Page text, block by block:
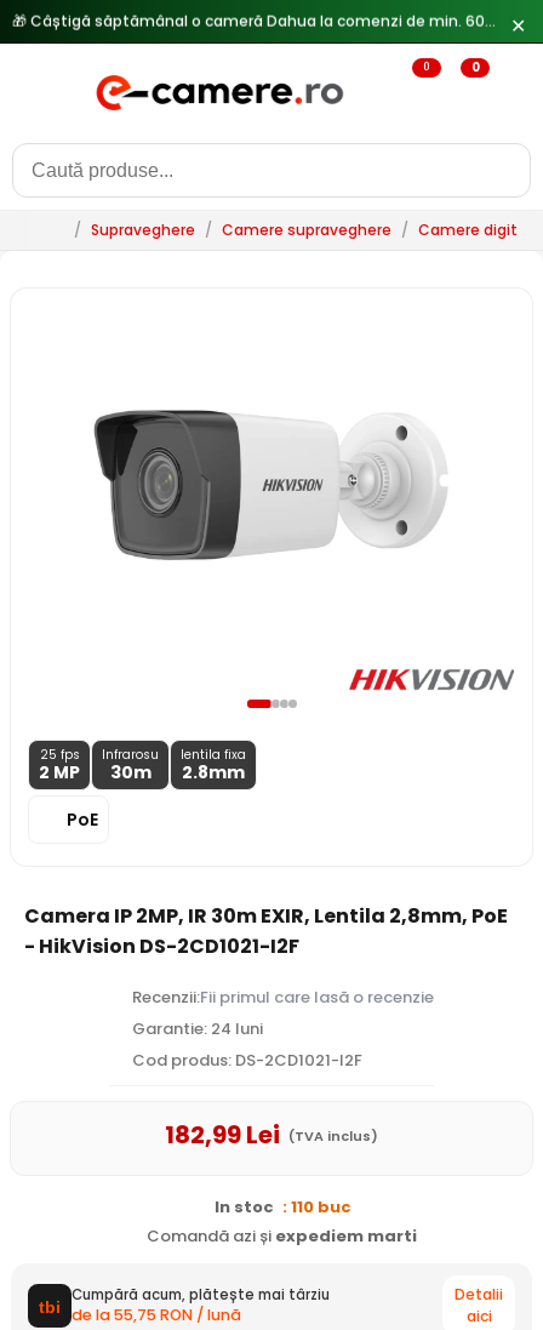
🔥 Reduceri de pana la 25% doar in luna iulie → Vezi ofertele ✕
0 0
/ Supraveghere / Camere supraveghere / Camere digitale
25 fps
2 MP
Infrarosu
30m
lentila fixa
2.8mm
PoE
Camera IP 2MP, IR 30m EXIR, Lentila 2,8mm, PoE
- HikVision DS-2CD1021-I2F
Recenzii:Fii primul care lasă o recenzie
Garantie: 24 luni
Cod produs: DS-2CD1021-I2F
182,99Lei (TVA inclus)
In stoc : 110 buc
Comandă azi și expediem marti
Cumpără acum, plătește mai târziu
de la 55,75 RON / lună
Detalii
aici